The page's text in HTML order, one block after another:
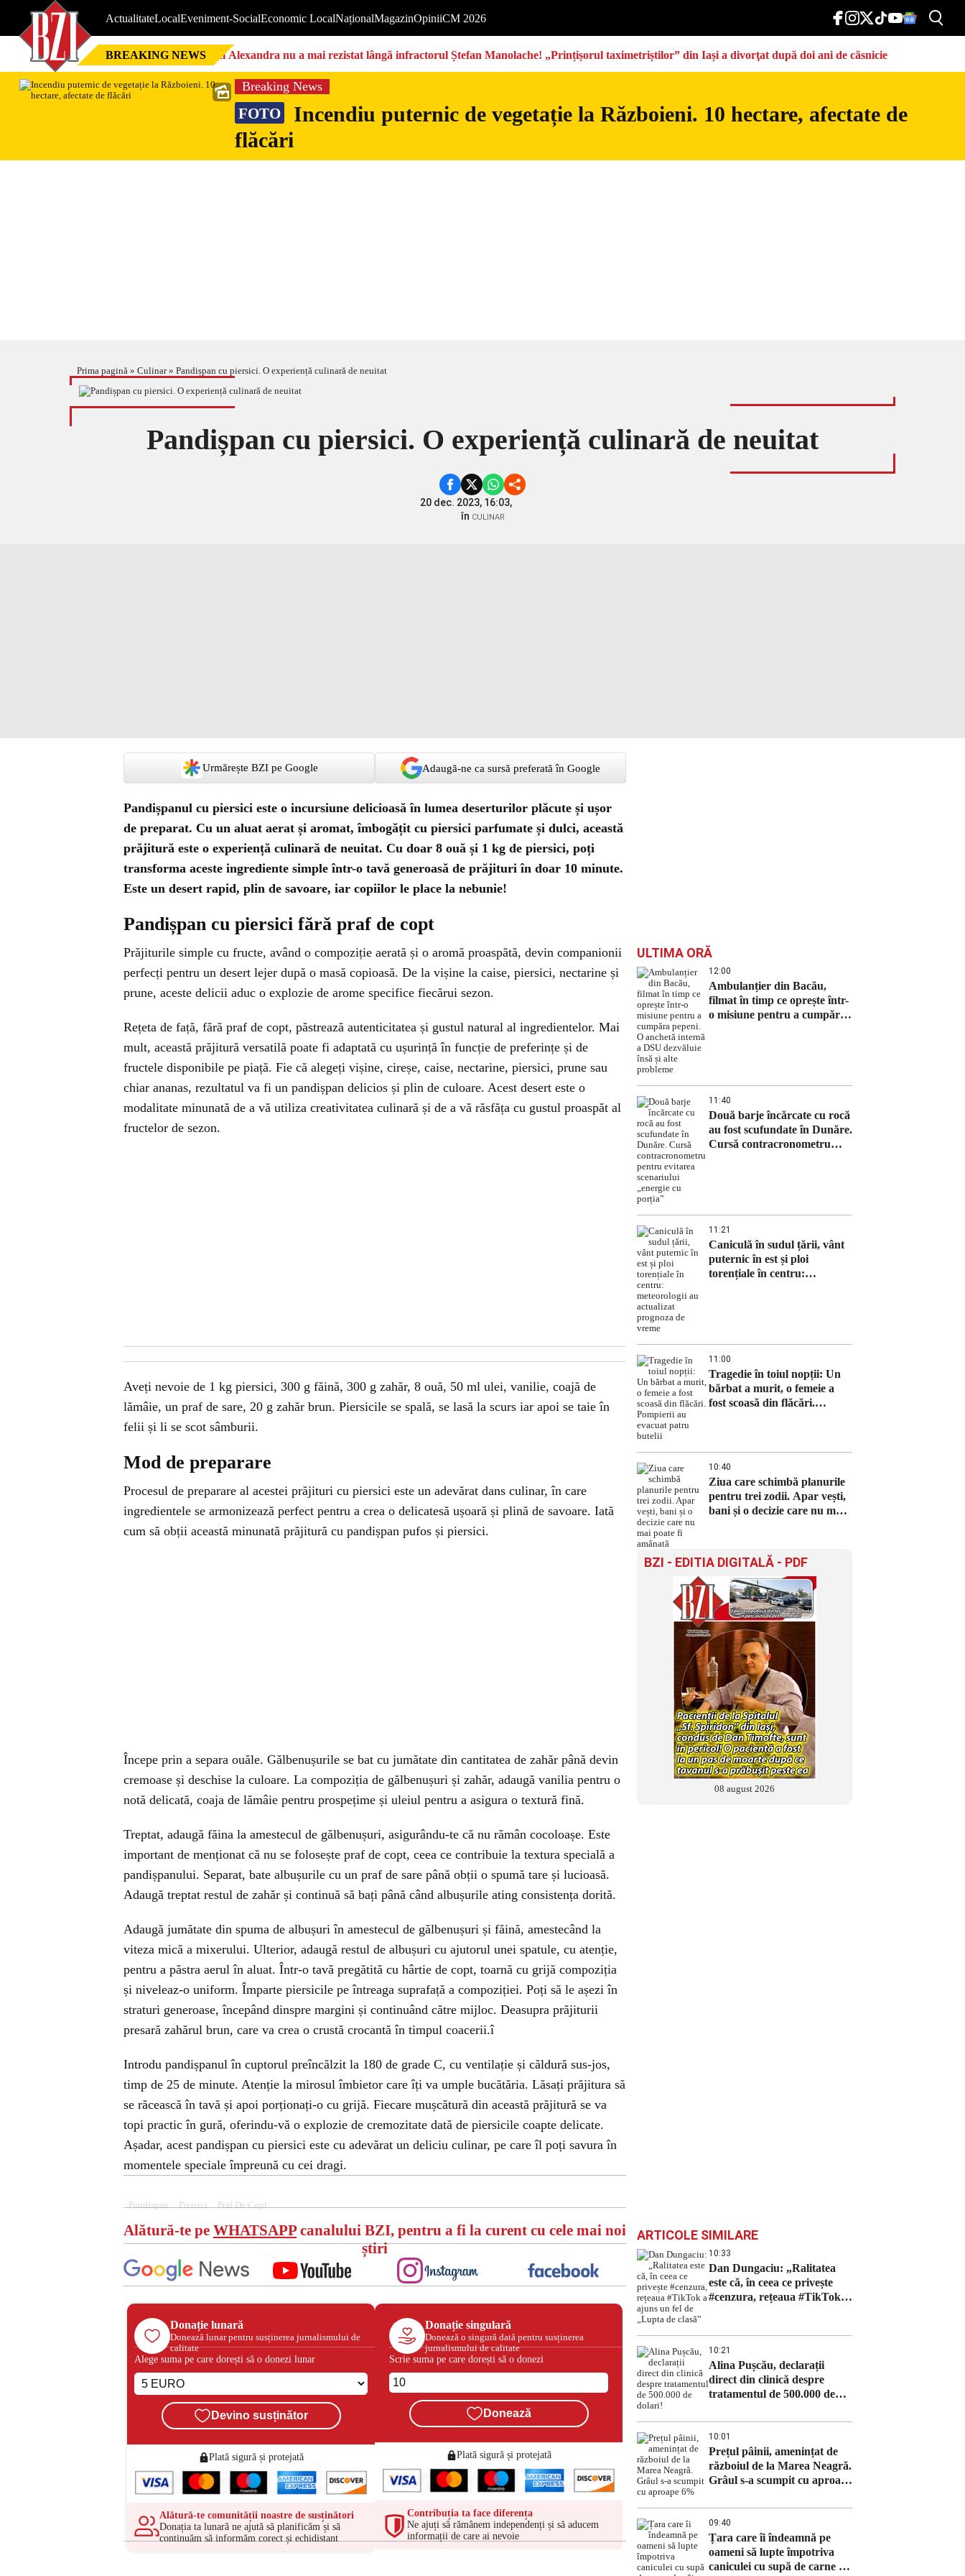
ActualitateLocalEveniment-SocialEconomic LocalNaționalMagazinOpiniiCM 2026
BREAKING NEWS Nici Alexandra nu a mai rezistat lângă infractorul Ștefan Manolache! „Prințișorul taximetriștilor” din Iași a divorţat după doi ani de căsnicie
Breaking News
FOTO
Incendiu puternic de vegetație la Războieni. 10 hectare, afectate de
flăcări
Prima pagină » Culinar» Pandișpan cu piersici. O experiență culinară de neuitat
Pandișpan cu piersici. O experiență culinară de neuitat
20 dec. 2023, 16:03,
în CULINAR
Urmărește BZI pe Google Adaugă-ne ca sursă preferată în Google
Pandișpanul cu piersici este o incursiune delicioasă în lumea deserturilor plăcute și ușor
de preparat. Cu un aluat aerat și aromat, îmbogățit cu piersici parfumate și dulci, această
prăjitură este o experiență culinară de neuitat. Cu doar 8 ouă și 1 kg de piersici, poți
transforma aceste ingrediente simple într-o tavă generoasă de prăjituri în doar 10 minute.
Este un desert rapid, plin de savoare, iar copiilor le place la nebunie!
Pandișpan cu piersici fără praf de copt
Prăjiturile simple cu fructe, având o compoziție aerată și o aromă proaspătă, devin companionii
perfecți pentru un desert lejer după o masă copioasă. De la vișine la caise, piersici, nectarine și
prune, aceste delicii aduc o explozie de arome specifice fiecărui sezon.
Rețeta de față, fără praf de copt, păstrează autenticitatea și gustul natural al ingredientelor. Mai
mult, această prăjitură versatilă poate fi adaptată cu ușurință în funcție de preferințe și de
fructele disponibile pe piață. Fie că alegeți vișine, cireșe, caise, nectarine, piersici, prune sau
chiar ananas, rezultatul va fi un pandișpan delicios și plin de culoare. Acest desert este o
modalitate minunată de a vă utiliza creativitatea culinară și de a vă răsfăța cu gustul proaspăt al
fructelor de sezon.
Aveți nevoie de 1 kg piersici, 300 g făină, 300 g zahăr, 8 ouă, 50 ml ulei, vanilie, coajă de
lămâie, un praf de sare, 20 g zahăr brun. Piersicile se spală, se lasă la scurs iar apoi se taie în
felii și li se scot sâmburii.
Mod de preparare
Procesul de preparare al acestei prăjituri cu piersici este un adevărat dans culinar, în care
ingredientele se armonizează perfect pentru a crea o delicatesă ușoară și plină de savoare. Iată
cum să obții această minunată prăjitură cu pandișpan pufos și piersici.
Începe prin a separa ouăle. Gălbenușurile se bat cu jumătate din cantitatea de zahăr până devin
cremoase și deschise la culoare. La compoziția de gălbenușuri și zahăr, adaugă vanilia pentru o
notă delicată, coaja de lămâie pentru prospețime și uleiul pentru a asigura o textură fină.
Treptat, adaugă făina la amestecul de gălbenușuri, asigurându-te că nu rămân cocoloașe. Este
important de menționat că nu se folosește praf de copt, ceea ce contribuie la textura specială a
pandișpanului. Separat, bate albușurile cu un praf de sare până obții o spumă tare și lucioasă.
Adaugă treptat restul de zahăr și continuă să bați până când albușurile ating consistența dorită.
Adaugă jumătate din spuma de albușuri în amestecul de gălbenușuri și făină, amestecând la
viteza mică a mixerului. Ulterior, adaugă restul de albușuri cu ajutorul unei spatule, cu atenție,
pentru a păstra aerul în aluat. Într-o tavă pregătită cu hârtie de copt, toarnă cu grijă compoziția
și niveleaz-o uniform. Împarte piersicile pe întreaga suprafață a compoziției. Poți să le așezi în
straturi generoase, începând dinspre margini și continuând către mijloc. Deasupra prăjiturii
presară zahărul brun, care va crea o crustă crocantă în timpul coacerii.î
Introdu pandișpanul în cuptorul preîncălzit la 180 de grade C, cu ventilație și căldură sus-jos,
timp de 25 de minute. Atenție la mirosul îmbietor care îți va umple bucătăria. Lăsați prăjitura să
se răcească în tavă și apoi porționați-o cu grijă. Fiecare mușcătură din această prăjitură se va
topi practic în gură, oferindu-vă o explozie de cremozitate dată de piersicile coapte delicate.
Așadar, acest pandișpan cu piersici este cu adevărat un deliciu culinar, pe care îl poți savura în
momentele speciale împreună cu cei dragi.
Pandispan Piersici Praf De Copt
Alătură-te pe WHATSAPPcanalului BZI, pentru a fi la curent cu cele mai noi
știri
Donație lunară
Donează lunar pentru susținerea jurnalismului de
calitate
Alege suma pe care dorești să o donezi lunar
Devino susținător
Plată sigură și protejată
Alătură-te comunității noastre de susținători
Donația ta lunară ne ajută să planificăm și să
continuăm să informăm corect și echidistant
Donație singulară
Donează o singură dată pentru susținerea
jurnalismului de calitate
Scrie suma pe care dorești să o donezi
Donează
Plată sigură și protejată
Contribuția ta face diferența
Ne ajuți să rămânem independenți și să aducem
informații de care ai nevoie
ULTIMA ORĂ
12:00
Ambulanțier din Bacău,
filmat în timp ce oprește într-
o misiune pentru a cumpăra
11:40
Două barje încărcate cu rocă
au fost scufundate în Dunăre.
Cursă contracronometru
11:21
Caniculă în sudul țării, vânt
puternic în est și ploi
torențiale în centru:
11:00
Tragedie în toiul nopții: Un
bărbat a murit, o femeie a
fost scoasă din flăcări.
10:40
Ziua care schimbă planurile
pentru trei zodii. Apar vești,
bani și o decizie care nu mai
BZI - EDITIA DIGITALĂ - PDF
08 august 2026
ARTICOLE SIMILARE
10:33
Dan Dungaciu: „Ralitatea
este că, în ceea ce privește
#cenzura, rețeaua #TikTok a
10:21
Alina Pușcău, declarații
direct din clinică despre
tratamentul de 500.000 de
10:01
Prețul pâinii, amenințat de
războiul de la Marea Neagră.
Grâul s-a scumpit cu aproape
09:40
Țara care îi îndeamnă pe
oameni să lupte împotriva
caniculei cu supă de carne de